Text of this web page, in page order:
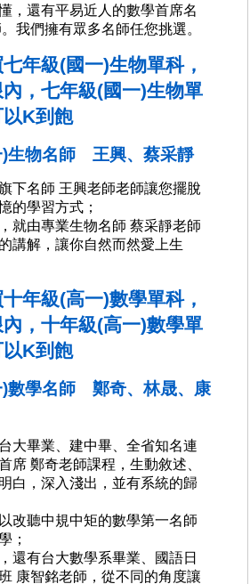
，還有平易近人的數學首席名
我們擁有眾多名師任您挑選。
年級(國一)生物單科，
，七年級(國一)生物單
K到飽
生物名師 王興、蔡采靜
下名師 王興老師老師讓您擺脫
的學習方式；
就由專業生物名師 蔡采靜老師
講解，讓你自然而然愛上生
年級(高一)數學單科，
，十年級(高一)數學單
K到飽
數學名師 鄭奇、林晟、康
大畢業、建中畢、全省知名連
席 鄭奇老師課程，生動敘述、
白，深入淺出，並有系統的歸
改聽中規中矩的數學第一名師
；
還有台大數學系畢業、國語日
康智銘老師，從不同的角度讓